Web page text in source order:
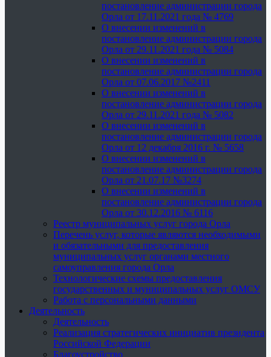
постановление администрации города
Орла от 17.11.2021 года № 4769
О внесении изменений в
постановление администрации города
Орла от 29.11.2021 года № 5084
О внесении изменений в
постановление администрации города
Орла от 07.06.2017 №2411
О внесении изменений в
постановление администрации города
Орла от 29.11.2021 года № 5082
О внесении изменений в
постановление администрации города
Орла от 12 декабря 2016 г. № 5658
О внесении изменений в
постановление администрации города
Орла от 21.07.17 №3274
О внесении изменений в
постановление администрации города
Орла от 30.12.2016 № 6116
Реестр муниципальных услуг города Орла
Перечень услуг, которые являются необходимыми
и обязательными для предоставления
муниципальных услуг органами местного
самоуправления города Орла
Технологические схемы предоставления
государственных и муниципальных услуг ОМСУ
Работа с персональными данными
Деятельность
Деятельность
Реализация стратегических инициатив президента
Российской Федерации
Благоустройство